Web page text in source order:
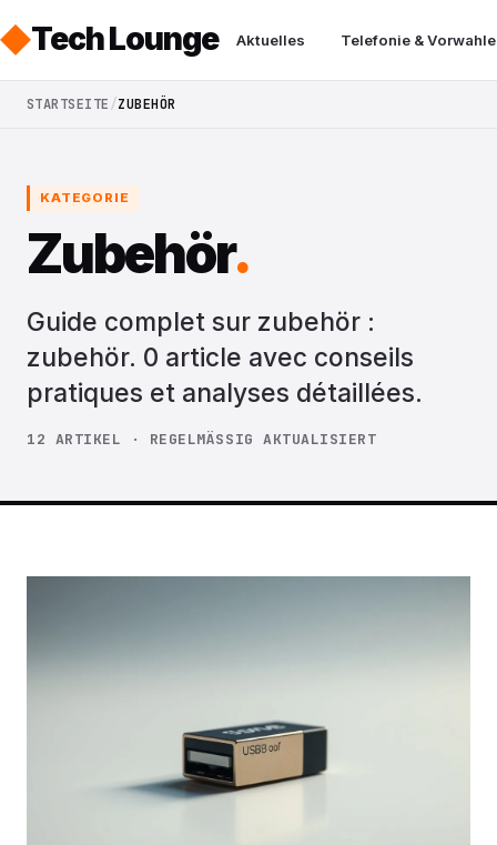
Tech Lounge Aktuelles Telefonie &
STARTSEITE ZUBEHÖR
KATEGORIE
Zubehör.
Guide complet sur zubehör :
zubehör. 0 article avec conseils
pratiques et analyses détaillées.
12 ARTIKEL · REGELMÄSSIG AKTUALISIERT